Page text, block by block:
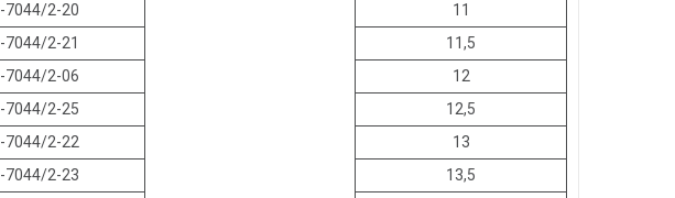
-7044/2-20
11
-7044/2-21
11,5
-7044/2-06
12
-7044/2-25
12,5
-7044/2-22
13
-7044/2-23
13,5